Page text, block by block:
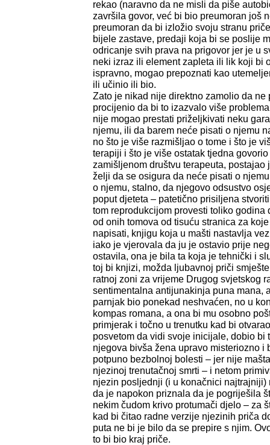
rekao (naravno da ne misli da piše
završila govor, već bi bio preumoran još
preumoran da bi izložio svoju stranu
bijele zastave, predaji koja bi se poslije
odricanje svih prava na prigovor jer je u
neki izraz ili element zapleta ili lik koji bi
ispravno, mogao prepoznati kao
ili učinio ili bio.
Zato je nikad nije direktno zamolio da ne
procijenio da bi to izazvalo više
nije mogao prestati priželjkivati neku
njemu, ili da barem neće pisati o njemu
no što je više razmišljao o tome i što je
terapiji i što je više ostatak tjedna
zamišljenom društvu terapeuta, postajao
želji da se osigura da neće pisati o
o njemu, stalno, da njegovo odsustvo
poput djeteta – patetično prisiljena
tom reprodukcijom provesti toliko godina
od onih tomova od tisuću stranica za
napisati, knjigu koja u mašti nastavlja
iako je vjerovala da ju je ostavio prije
ostavila, ona je bila ta koja je tehnički i
toj bi knjizi, možda ljubavnoj priči
ratnoj zoni za vrijeme Drugog svjetskog
sentimentalna antijunakinja puna mana,
parnjak bio ponekad neshvaćen, no u
kompas romana, a ona bi mu osobno
primjerak i točno u trenutku kad bi
posvetom da vidi svoje inicijale, dobio bi
njegova bivša žena upravo misteriozno i
potpuno bezbolnoj bolesti – jer nije
njezinoj trenutačnoj smrti – i netom
njezin posljednji (i u konačnici najtrajniji)
da je napokon priznala da je pogriješila
nekim čudom krivo protumači djelo – za
kad bi čitao radne verzije njezinih priča
puta ne bi je bilo da se prepire s njim.
to bi bio kraj priče.